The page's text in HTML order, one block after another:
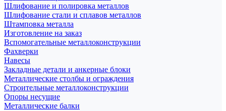
Шлифование и полировка металлов
Шлифование стали и сплавов металлов
Штамповка металла
Изготовление на заказ
Вспомогательные металлоконструкции
Фахверки
Навесы
Закладные детали и анкерные блоки
Металлические столбы и ограждения
Строительные металлоконструкции
Опоры несущие
Металлические балки